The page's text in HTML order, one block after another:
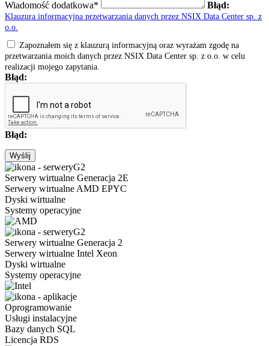
Wiadomość dodatkowa* Błąd:
Klauzura informacyjna przetwarzania danych przez NSIX Data Center sp. z
o.o.
Zapoznałem się z klauzurą informacyjną oraz wyrażam zgodę na
przetwarzania moich danych przez NSIX Data Center sp. z o.o. w celu
realizacji mojego zapytania.
Błąd:
Błąd:
Wyślij
Serwery wirtualne Generacja 2E
Serwery wirtualne AMD EPYC
Dyski wirtualne
Systemy operacyjne
Serwery wirtualne Generacja 2
Serwery wirtualne Intel Xeon
Dyski wirtualne
Systemy operacyjne
Oprogramowanie
Usługi instalacyjne
Bazy danych SQL
Licencja RDS